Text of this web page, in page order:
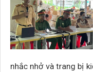
nhắc nhở và trang bị